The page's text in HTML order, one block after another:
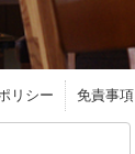
リシー 免責事項